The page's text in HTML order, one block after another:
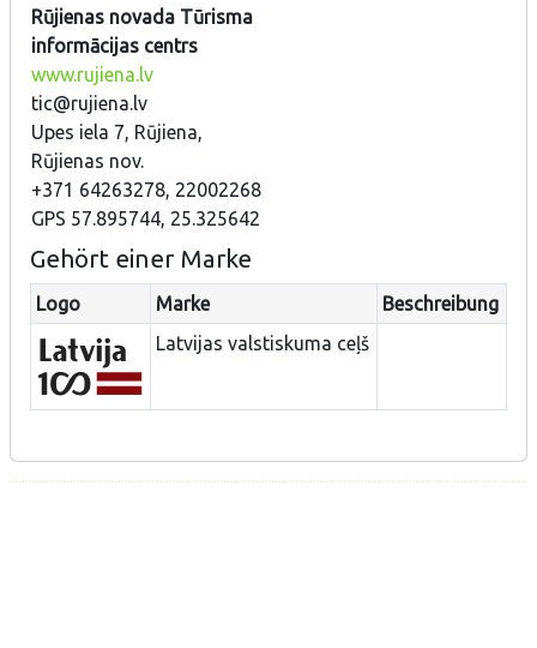
Rūjienas novada Tūrisma
informācijas centrs
www.rujiena.lv
tic@rujiena.lv
Upes iela 7, Rūjiena,
Rūjienas nov.
+371 64263278, 22002268
GPS 57.895744, 25.325642
Gehört einer Marke
Logo Marke
Beschreibung
Latvijas valstiskuma ceļš